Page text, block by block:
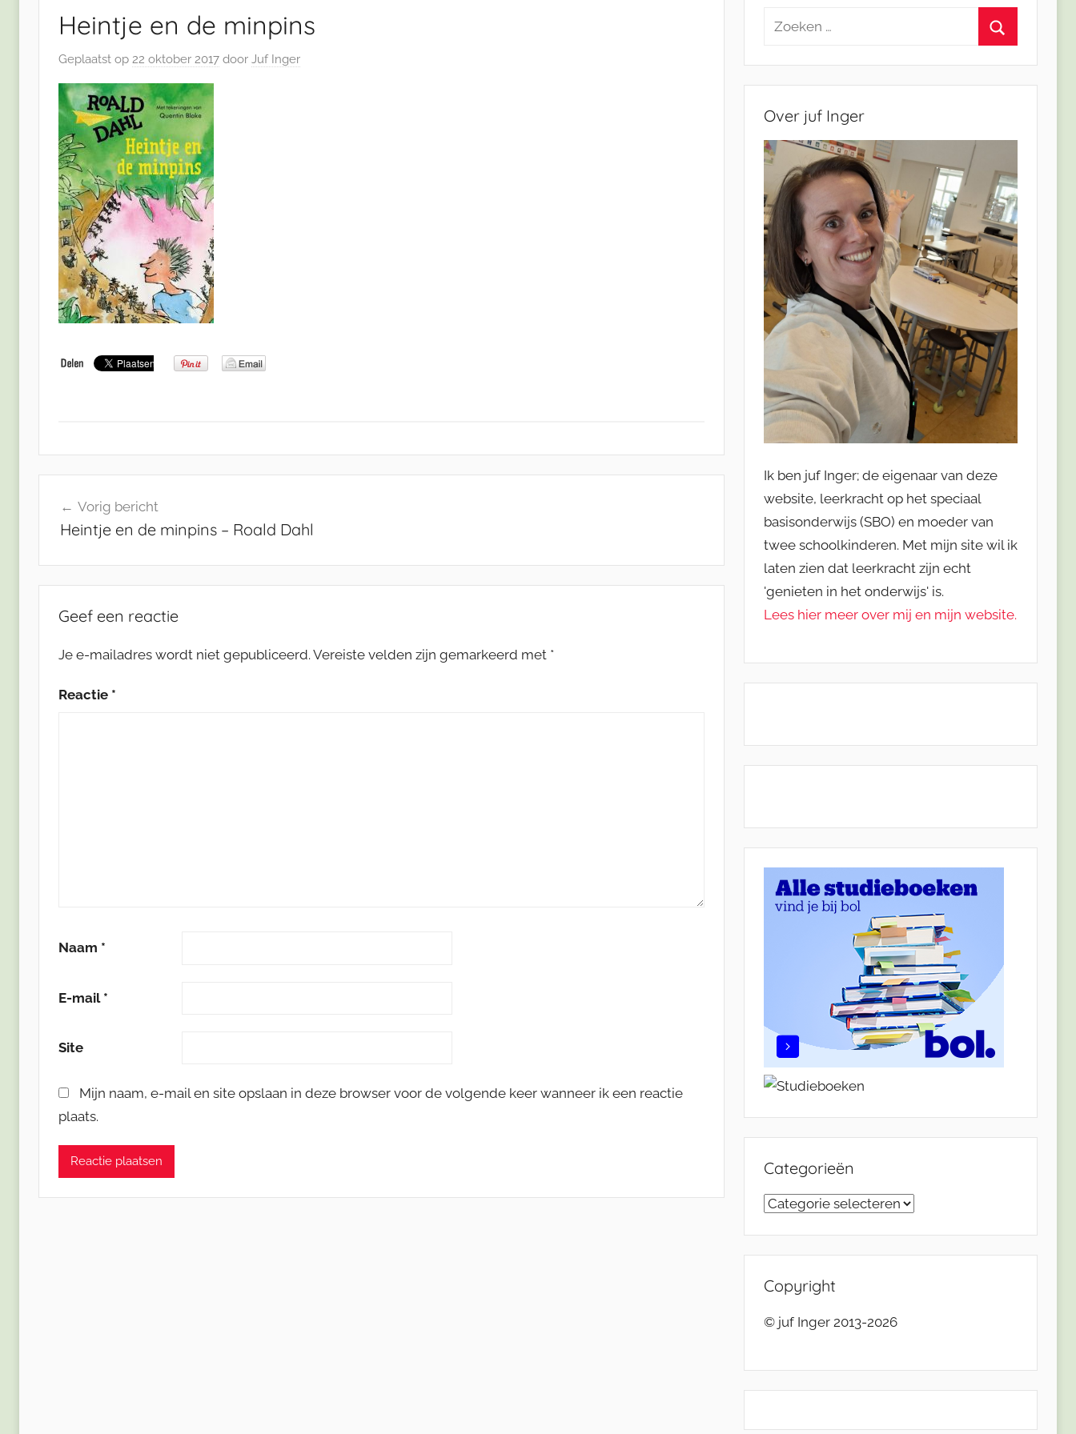
Heintje en de minpins
Geplaatst op 22 oktober 2017 door Juf Inger
navigatie
Vorig bericht
Heintje en de minpins – Roald Dahl
Geef een reactie
Je e-mailadres wordt niet gepubliceerd. Vereiste velden zijn gemarkeerd met *
Reactie *
Naam *
E-mail *
Site
Mijn naam, e-mail en site opslaan in deze browser voor de volgende keer wanneer ik een reactie
plaats.
Zoeken
Over juf Inger
Ik ben juf Inger; de eigenaar van deze
website, leerkracht op het speciaal
basisonderwijs (SBO) en moeder van
twee schoolkinderen. Met mijn site wil ik
laten zien dat leerkracht zijn echt
'genieten in het onderwijs' is.
Lees hier meer over mij en mijn website.
Categorieën
Categorieën
Copyright
© juf Inger 2013-2026